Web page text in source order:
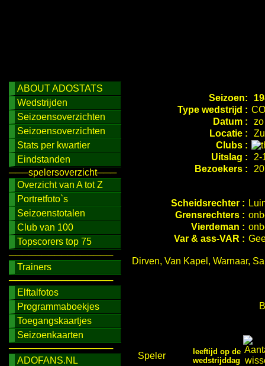
ABOUT ADOSTATS
Wedstrijden
Seizoensoverzichten
Seizoensoverzichten
Stats per kwartier
Eindstanden
───spelersoverzicht───
Overzicht van A tot Z
Portretfoto`s
Seizoenstotalen
Club van 100
Topscorers top 75
────────────────
Trainers
────────────────
Elftalfotos
Programmaboekjes
Toegangskaartjes
Seizoenkaarten
────────────────
ADOFANS.NL
Seizoen:
Type wedstrijd :
Datum :
Locatie :
Clubs :
Uitslag :
2-
Bezoekers :
Scheidsrechter :
Grensrechters :
Vierdeman :
Var & ass-VAR :
Dirven, Van Kapel, Warnaar,
Speler
leeftijd op de
wedstrijddag